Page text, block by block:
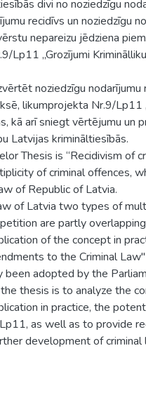
divi no noziedzīgu
recidīvs un noziedzīgu
nepareizu jēdziena
Lp11 „Grozījumi
noziedzīgu nodarījumu
likumprojekta Nr.9/Lp11
kā arī sniegt vērtējumu un
Latvijas krimināltiesībās.
Thesis is “Recidivism of
of criminal offences,
of Republic of Latvia.
of Latvia two types of
are partly
of the concept in
to the Criminal
adopted by the
thesis is to analyze the
in practice, the
as well as to provide
development of criminal